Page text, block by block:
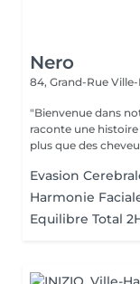
Nero
84, Grand-Rue Ville-
"Bienvenue dans
raconte une
plus que des
Evasion
Harmonie
Equilibre Total